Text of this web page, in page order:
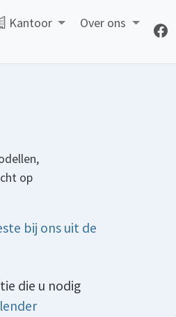
Kantoor Over ons
op
bij ons uit de
die u nodig